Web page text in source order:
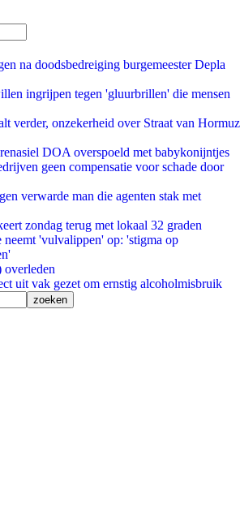
na doodsbedreiging burgemeester Depla
ingrijpen tegen 'gluurbrillen' die mensen
verder, onzekerheid over Straat van Hormuz
DOA overspoeld met babykonijntjes
geen compensatie voor schade door
verwarde man die agenten stak met
zondag terug met lokaal 32 graden
'vulvalippen' op: 'stigma op
overleden
uit vak gezet om ernstig alcoholmisbruik